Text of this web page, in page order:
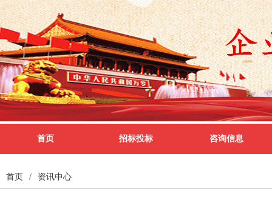
首页 招标投标 咨询信息
首页 / 资讯中心